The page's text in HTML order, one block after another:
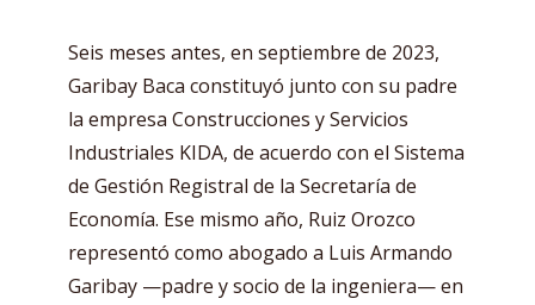
Seis meses antes, en septiembre de 2023,
Garibay Baca constituyó junto con su padre
la empresa Construcciones y Servicios
Industriales KIDA, de acuerdo con el Sistema
de Gestión Registral de la Secretaría de
Economía. Ese mismo año, Ruiz Orozco
representó como abogado a Luis Armando
Garibay —padre y socio de la ingeniera— en